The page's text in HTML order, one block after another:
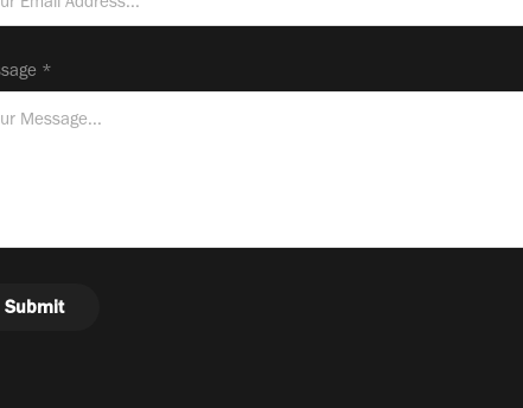
*
Submit